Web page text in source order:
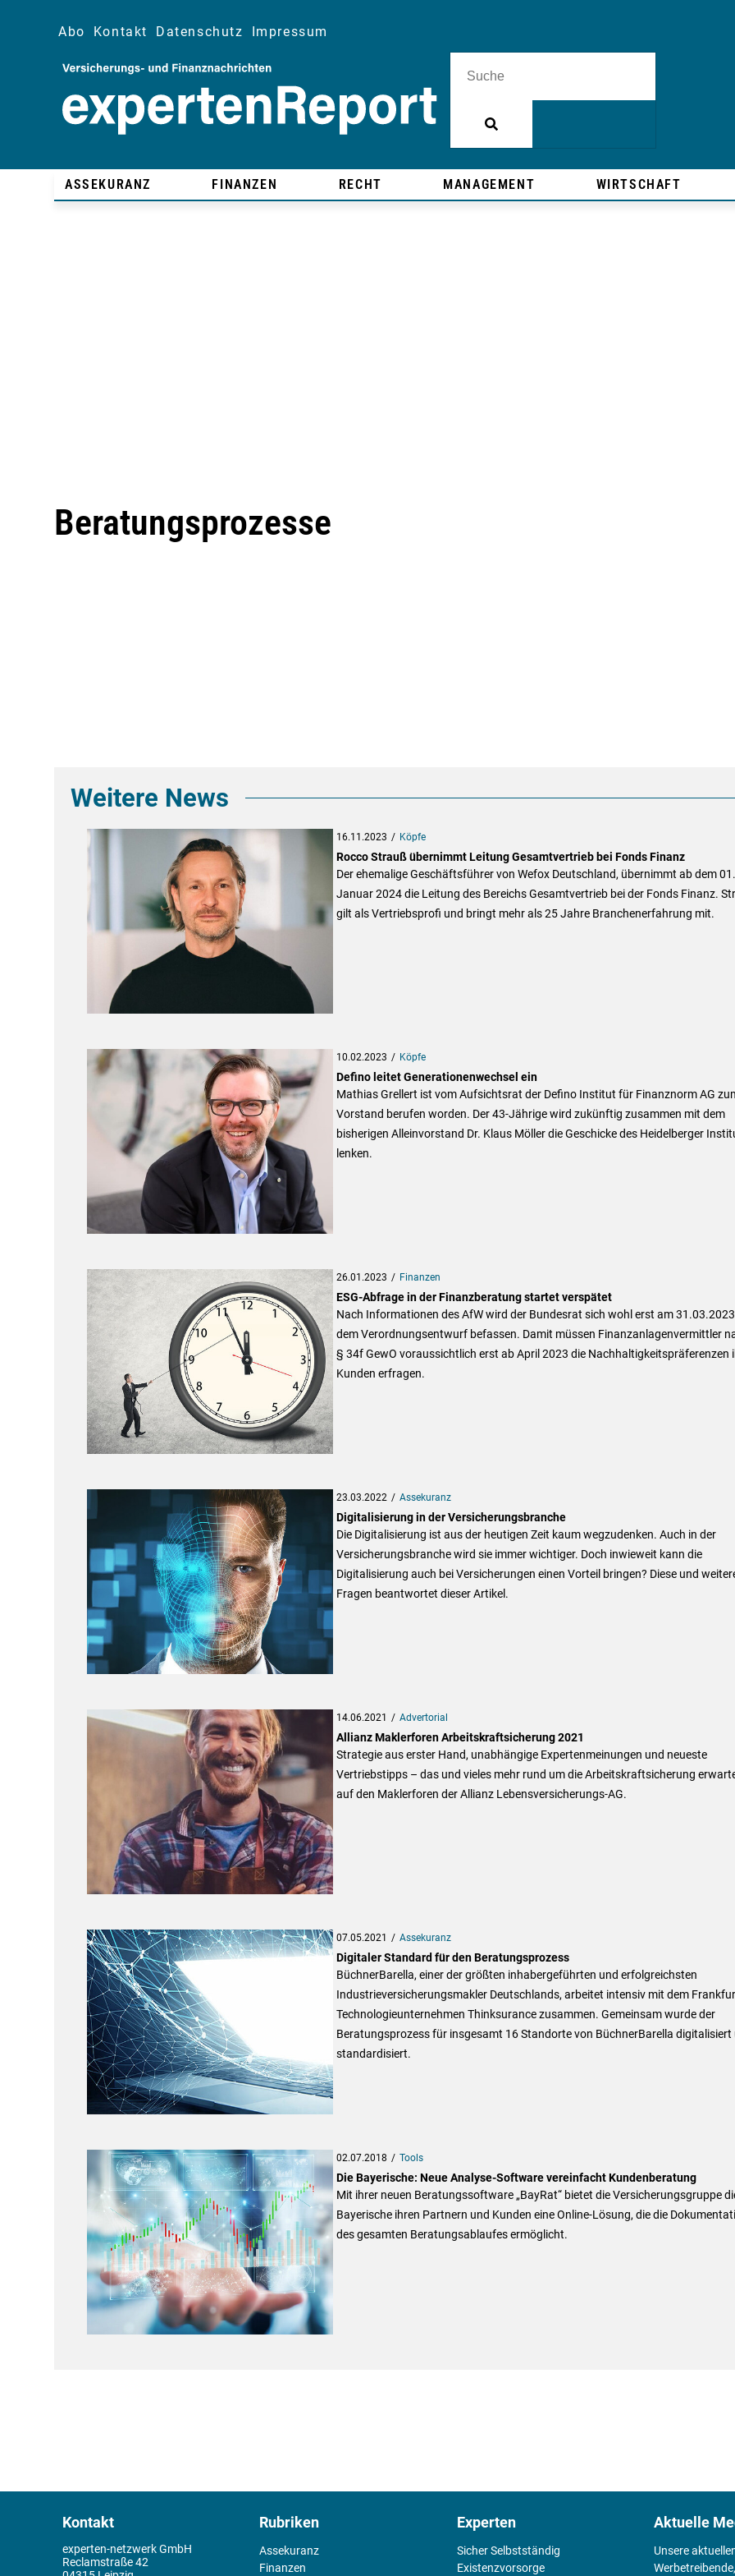
Abo Kontakt Datenschutz Impressum
ASSEKURANZ FINANZEN RECHT MANAGEMENT WIRTSCHAFT
Beratungsprozesse
Weitere News
16.11.2023 Köpfe
Rocco Strauß übernimmt Leitung Gesamtvertrieb bei Fonds Finanz
Der ehemalige Geschäftsführer von Wefox Deutschland, übernimmt ab dem 01.
Januar 2024 die Leitung des Bereichs Gesamtvertrieb bei der Fonds Finanz.
gilt als Vertriebsprofi und bringt mehr als 25 Jahre Branchenerfahrung mit.
10.02.2023 Köpfe
Defino leitet Generationenwechsel ein
Mathias Grellert ist vom Aufsichtsrat der Defino Institut für Finanznorm AG
Vorstand berufen worden. Der 43-Jährige wird zukünftig zusammen mit dem
bisherigen Alleinvorstand Dr. Klaus Möller die Geschicke des Heidelberger
lenken.
26.01.2023 Finanzen
ESG-Abfrage in der Finanzberatung startet verspätet
Nach Informationen des AfW wird der Bundesrat sich wohl erst am
dem Verordnungsentwurf befassen. Damit müssen Finanzanlagenvermittler
§ 34f GewO voraussichtlich erst ab April 2023 die Nachhaltigkeitspräferenzen
Kunden erfragen.
23.03.2022 Assekuranz
Digitalisierung in der Versicherungsbranche
Die Digitalisierung ist aus der heutigen Zeit kaum wegzudenken. Auch in der
Versicherungsbranche wird sie immer wichtiger. Doch inwieweit kann die
Digitalisierung auch bei Versicherungen einen Vorteil bringen? Diese und
Fragen beantwortet dieser Artikel.
14.06.2021 Advertorial
Allianz Maklerforen Arbeitskraftsicherung 2021
Strategie aus erster Hand, unabhängige Expertenmeinungen und neueste
Vertriebstipps – das und vieles mehr rund um die Arbeitskraftsicherung
auf den Maklerforen der Allianz Lebensversicherungs-AG.
07.05.2021 Assekuranz
Digitaler Standard für den Beratungsprozess
BüchnerBarella, einer der größten inhabergeführten und erfolgreichsten
Industrieversicherungsmakler Deutschlands, arbeitet intensiv mit dem
Technologieunternehmen Thinksurance zusammen. Gemeinsam wurde der
Beratungsprozess für insgesamt 16 Standorte von BüchnerBarella digitalisiert
standardisiert.
02.07.2018 Tools
Die Bayerische: Neue Analyse-Software vereinfacht Kundenberatung
Mit ihrer neuen Beratungssoftware „BayRat“ bietet die Versicherungsgruppe
Bayerische ihren Partnern und Kunden eine Online-Lösung, die die
des gesamten Beratungsablaufes ermöglicht.
Kontakt
experten-netzwerk GmbH
Reclamstraße 42
Rubriken
Assekuranz
Finanzen
Experten
Sicher Selbstständig
Existenz­vorsorge
Aktuelle
Unsere